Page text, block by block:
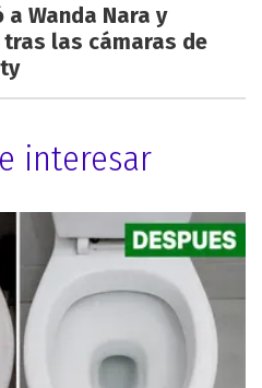
Wanda Nara y
las cámaras de
interesar